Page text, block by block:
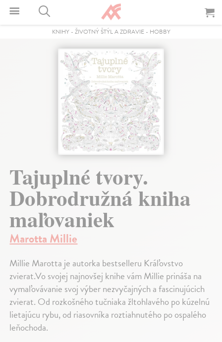
KNIHY- ŽIVOTNÝ ŠTÝL A ZDRAVIE- HOBBY
Tajuplné tvory.
Dobrodružná kniha
maľovaniek
Marotta Millie
Millie Marotta je autorka bestselleru Kráľovstvo
zvierat.Vo svojej najnovšej knihe vám Millie prináša na
vymaľovávanie svoj výber nezvyčajných a fascinujúcich
zvierat. Od rozkošného tučniaka žltohlavého po kúzelnú
lietajúcu rybu, od riasovníka roztiahnutého po ospalého
leňochoda.